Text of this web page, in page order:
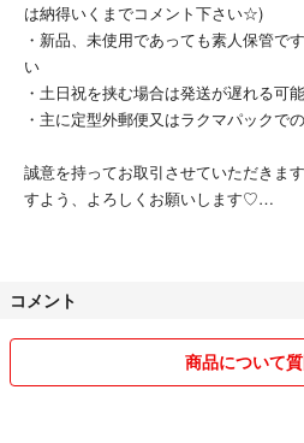
は納得いくまでコメント下さい☆)
・新品、未使用であっても素人保管で
い
・土日祝を挟む場合は発送が遅れる可
・主に定型外郵便又はラクマパックで
誠意を持ってお取引させていただきま
すよう、よろしくお願いします♡
ださい。
があった場合はそちらを優先させていた
※※※コメント中でも先に購入申請され
コメント
商品について